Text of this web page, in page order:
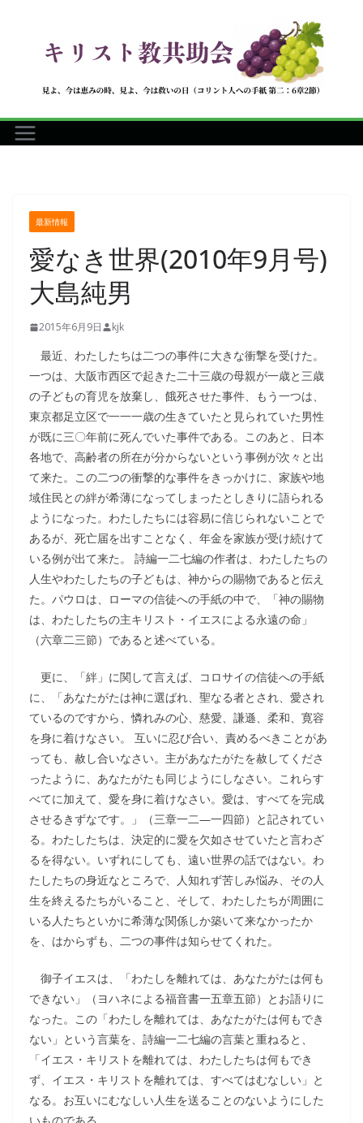
へ
ス
最新情報
愛なき世界(2010年9月号)
大島純男
2015年6月9日 kjk
最近、わたしたちは二つの事件に大きな衝撃を受けた。
一つは、大阪市西区で起きた二十三歳の母親が一歳と三歳
の子どもの育児を放棄し、餓死させた事件、もう一つは、
東京都足立区で一一一歳の生きていたと見られていた男性
が既に三〇年前に死んでいた事件である。このあと、日本
各地で、高齢者の所在が分からないという事例が次々と出
て来た。この二つの衝撃的な事件をきっかけに、家族や地
域住民との絆が希薄になってしまったとしきりに語られる
ようになった。わたしたちには容易に信じられないことで
あるが、死亡届を出すことなく、年金を家族が受け続けて
いる例が出て来た。 詩編一二七編の作者は、わたしたちの
人生やわたしたちの子どもは、神からの賜物であると伝え
た。パウロは、ローマの信徒への手紙の中で、「神の賜物
は、わたしたちの主キリスト・イエスによる永遠の命」
（六章二三節）であると述べている。
更に、「絆」に関して言えば、コロサイの信徒への手紙
に、「あなたがたは神に選ばれ、聖なる者とされ、愛され
ているのですから、憐れみの心、慈愛、謙遜、柔和、寛容
を身に着けなさい。 互いに忍び合い、責めるべきことがあ
っても、赦し合いなさい。主があなたがたを赦してくださ
ったように、あなたがたも同じようにしなさい。これらす
べてに加えて、愛を身に着けなさい。愛は、すべてを完成
させるきずなです。」（三章一二―一四節）と記されてい
る。わたしたちは、決定的に愛を欠如させていたと言わざ
るを得ない。いずれにしても、遠い世界の話ではない。わ
たしたちの身近なところで、人知れず苦しみ悩み、その人
生を終えるたちがいること、そして、わたしたちが周囲に
いる人たちといかに希薄な関係しか築いて来なかったか
を、はからずも、二つの事件は知らせてくれた。
御子イエスは、「わたしを離れては、あなたがたは何も
できない」（ヨハネによる福音書一五章五節）とお語りに
なった。この「わたしを離れては、あなたがたは何もでき
ない」という言葉を、詩編一二七編の言葉と重ねると、
「イエス・キリストを離れては、わたしたちは何もでき
ず、イエス・キリストを離れては、すべてはむなしい」と
なる。お互いにむなしい人生を送ることのないようにした